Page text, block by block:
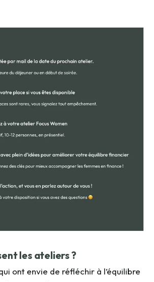
les ateliers ?
ont envie de réfléchir à l’équilibre